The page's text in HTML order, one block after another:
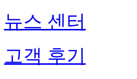
뉴스 센터
고객 후기